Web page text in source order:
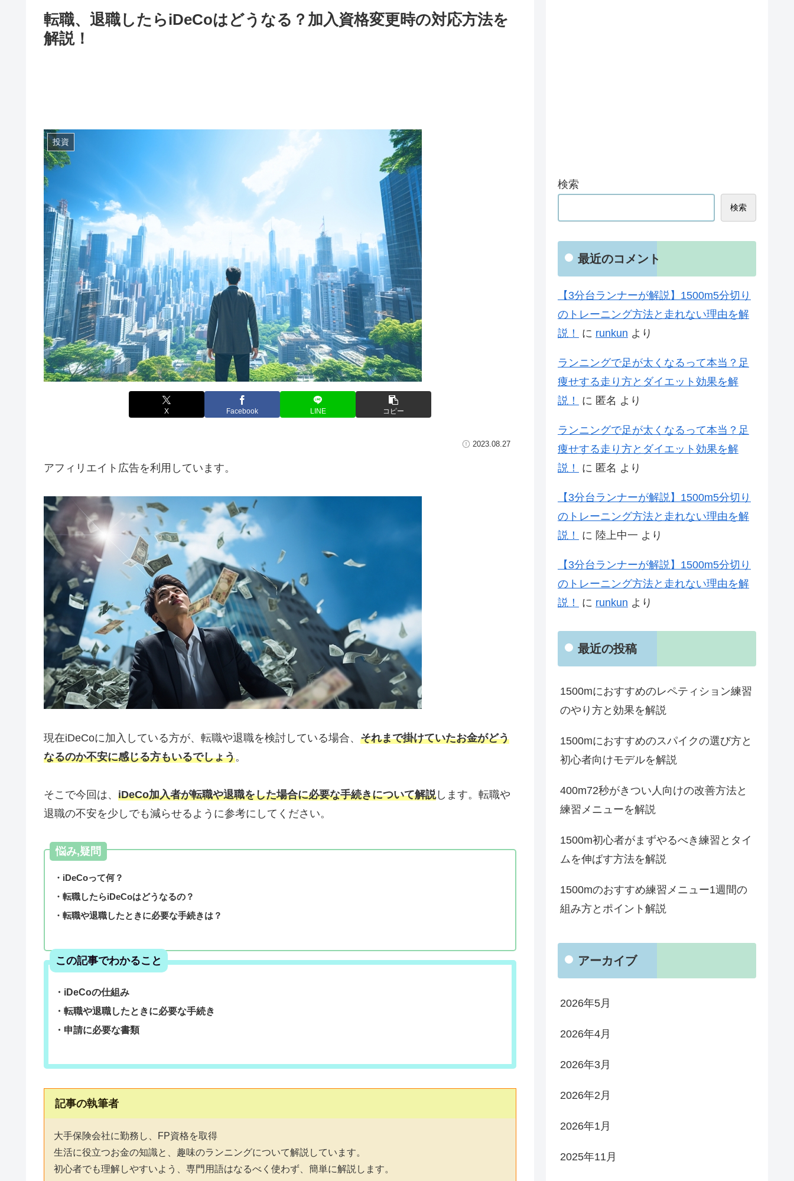
転職、退職したらiDeCoはどうなる？加入資格変更時の対応方法を
解説！
投資
X Facebook LINE コピー
2023.08.27
アフィリエイト広告を利用しています。
現在iDeCoに加入している方が、転職や退職を検討している場合、 それまで掛けていたお金がどう
なるのか不安に感じる方もいるでしょう。
そこで今回は、 iDeCo加入者が転職や退職をした場合に必要な手続きについて解説します。転職や
退職の不安を少しでも減らせるように参考にしてください。
悩み,疑問
・iDeCoって何？
・転職したらiDeCoはどうなるの？
・転職や退職したときに必要な手続きは？
この記事でわかること
・iDeCoの仕組み
・転職や退職したときに必要な手続き
・申請に必要な書類
記事の執筆者
大手保険会社に勤務し、FP資格を取得
生活に役立つお金の知識と、趣味のランニングについて解説しています。
初心者でも理解しやすいよう、専門用語はなるべく使わず、簡単に解説します。
検索
検索
最近のコメント
【3分台ランナーが解説】1500m5分切り
のトレーニング方法と走れない理由を解
説！
に runkun より
ランニングで足が太くなるって本当？足
痩せする走り方とダイエット効果を解
説！
に 匿名 より
ランニングで足が太くなるって本当？足
痩せする走り方とダイエット効果を解
説！
に 匿名 より
【3分台ランナーが解説】1500m5分切り
のトレーニング方法と走れない理由を解
説！
に 陸上中一 より
【3分台ランナーが解説】1500m5分切り
のトレーニング方法と走れない理由を解
説！
に runkun より
最近の投稿
1500mにおすすめのレペティション練習
のやり方と効果を解説
1500mにおすすめのスパイクの選び方と
初心者向けモデルを解説
400m72秒がきつい人向けの改善方法と
練習メニューを解説
1500m初心者がまずやるべき練習とタイ
ムを伸ばす方法を解説
1500mのおすすめ練習メニュー1週間の
組み方とポイント解説
アーカイブ
2026年5月
2026年4月
2026年3月
2026年2月
2026年1月
2025年11月